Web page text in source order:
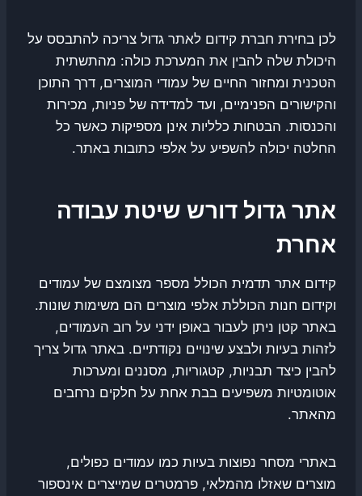
לכן בחירת חברת קידום לאתר גדול צריכה להתבסס על
היכולת שלה להבין את המערכת כולה: מהתשתית
הטכנית ומחזור החיים של עמודי המוצרים, דרך התוכן
והקישורים הפנימיים, ועד למדידה של פניות, מכירות
והכנסות. הבטחות כלליות אינן מספיקות כאשר כל
החלטה יכולה להשפיע על אלפי כתובות באתר.
אתר גדול דורש שיטת עבודה
אחרת
קידום אתר תדמית הכולל מספר מצומצם של עמודים
וקידום חנות הכוללת אלפי מוצרים הם משימות שונות.
באתר קטן ניתן לעבור באופן ידני על רוב העמודים,
לזהות בעיות ולבצע שינויים נקודתיים. באתר גדול צריך
להבין כיצד תבניות, קטגוריות, מסננים ומערכות
אוטומטיות משפיעים בבת אחת על חלקים נרחבים
מהאתר.
באתרי מסחר נפוצות בעיות כמו עמודים כפולים,
מוצרים שאזלו מהמלאי, פרמטרים שמייצרים אינספור